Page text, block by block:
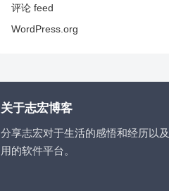
评论 feed
WordPress.org
关于志宏博客
分享志宏对于生活的感悟和经历以
用的软件平台。